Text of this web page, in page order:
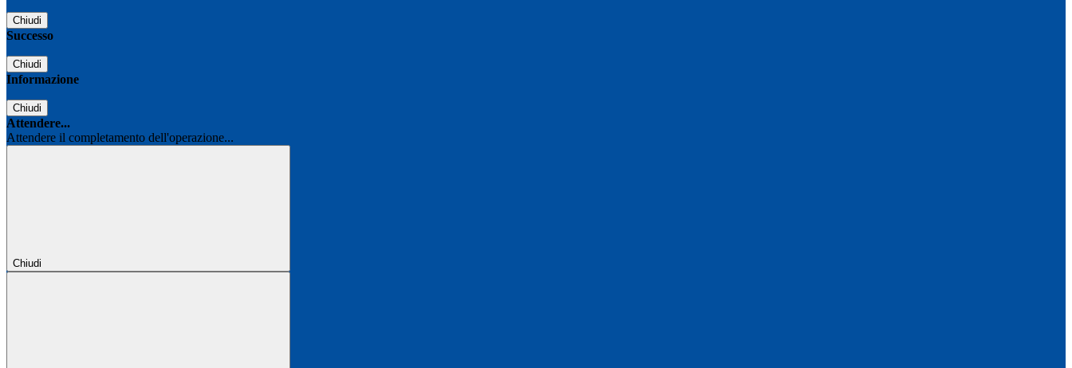
Chiudi
Successo
Chiudi
Informazione
Chiudi
Attendere...
Attendere il completamento dell'operazione...
Chiudi